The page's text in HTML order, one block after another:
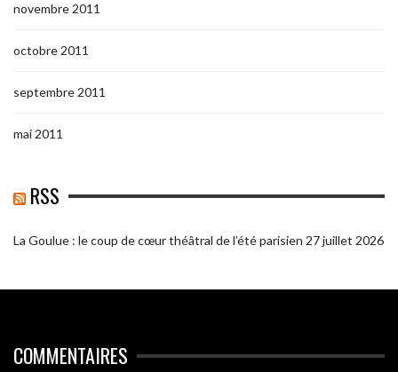
novembre 2011
octobre 2011
septembre 2011
mai 2011
RSS
La Goulue : le coup de cœur théâtral de l’été parisien 27 juillet 2026
COMMENTAIRES